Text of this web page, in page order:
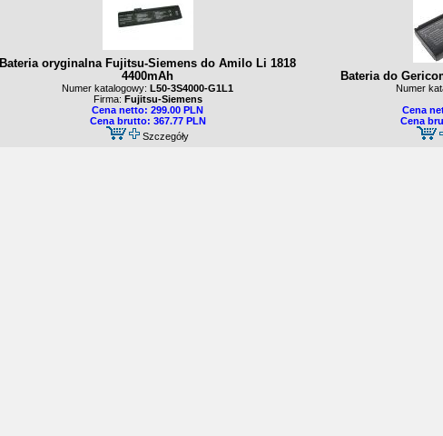
Bateria oryginalna Fujitsu-Siemens do Amilo Li 1818
4400mAh
Numer katalogowy: L50-3S4000-G1L1
Firma: Fujitsu-Siemens
Cena netto: 299.00 PLN
Cena brutto: 367.77 PLN
Szczegóły
Bateria do
Numer
Cena
Cena